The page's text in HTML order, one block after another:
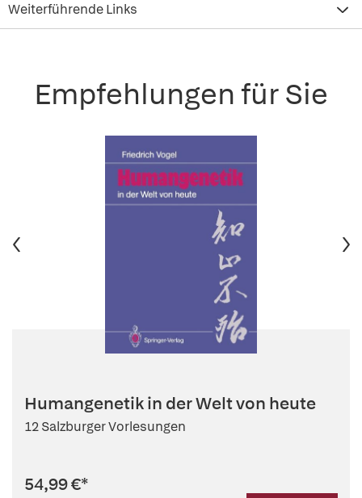
Weiterführende Links
Empfehlungen für Sie
Humangenetik in der Welt von heute
12 Salzburger Vorlesungen
54,99 €*